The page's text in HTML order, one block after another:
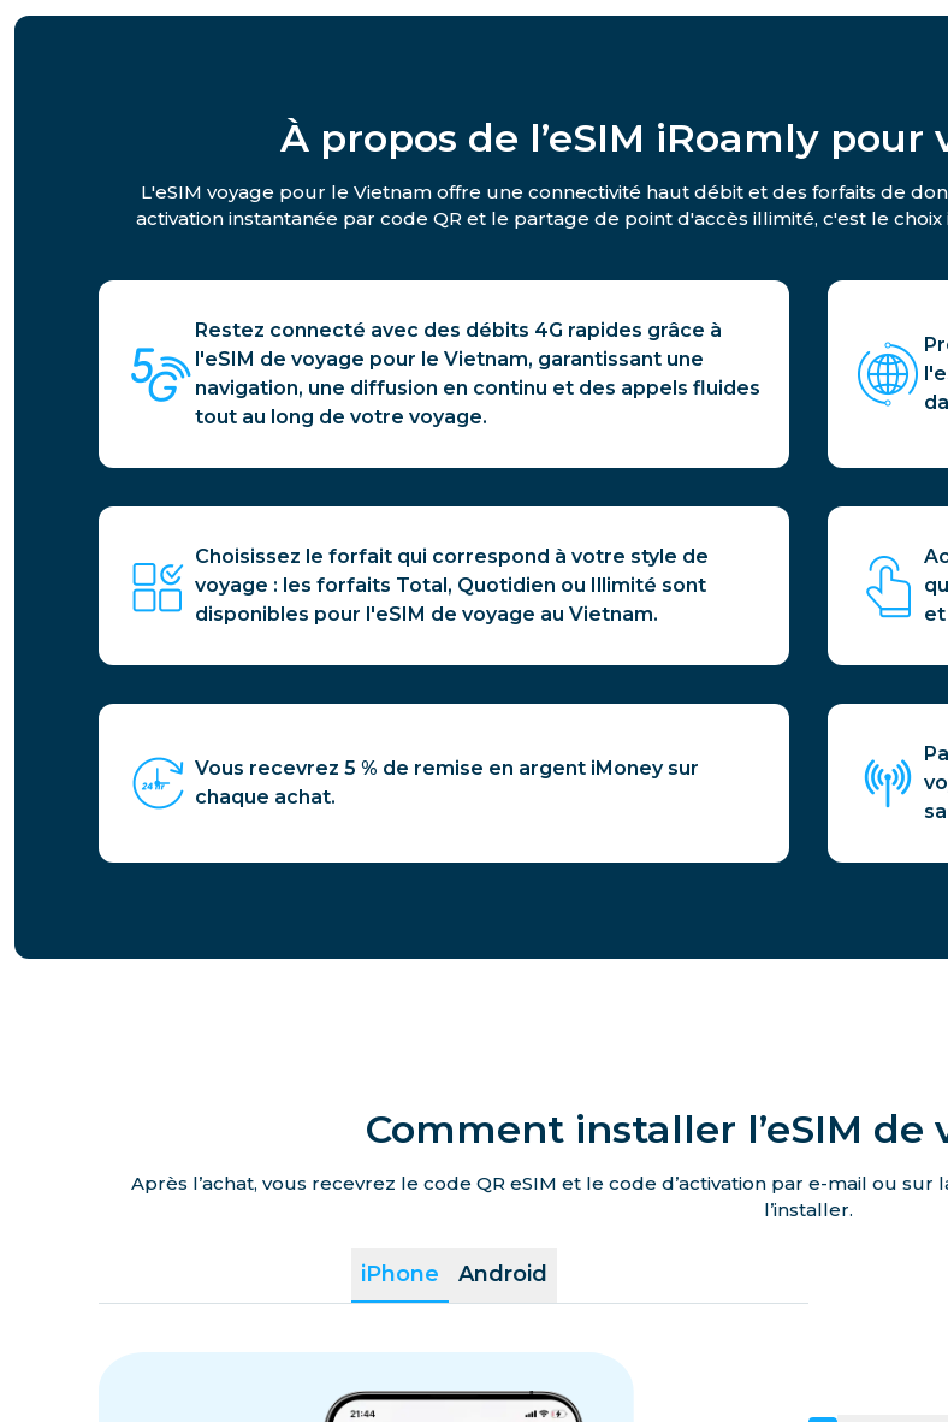
À propos de l’eSIM iRoamly
L'eSIM voyage pour le Vietnam offre une connectivité haut débit et des forfaits de
activation instantanée par code QR et le partage de point d'accès illimité, c'est le
Restez connecté avec des débits 4G rapides grâce à
l'eSIM de voyage pour le Vietnam, garantissant une
navigation, une diffusion en continu et des appels fluides
tout au long de votre voyage.
Choisissez le forfait qui correspond à votre style de
voyage : les forfaits Total, Quotidien ou Illimité sont
disponibles pour l'eSIM de voyage au Vietnam.
et
Vous recevrez 5 % de remise en argent iMoney sur
chaque achat.
Comment installer l’eSIM de
Après l’achat, vous recevrez le code QR eSIM et le code d’activation par e-mail ou
l’installer.
iPhone Android